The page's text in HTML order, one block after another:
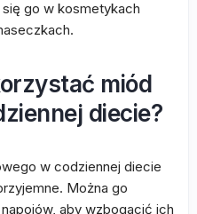
go w kosmetykach
miód
diecie?
w codziennej diecie
Można go
aby wzbogacić ich